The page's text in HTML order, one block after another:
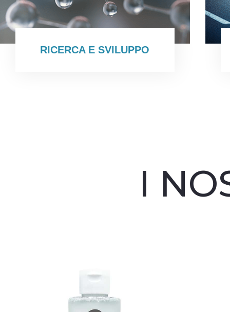
RICERCA E SVILUPPO
I